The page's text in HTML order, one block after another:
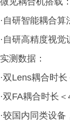
·自研智能耦合
·自研高精度视
实测数据：
·双Lens耦合时
·双FA耦合时长
·较国内同类设